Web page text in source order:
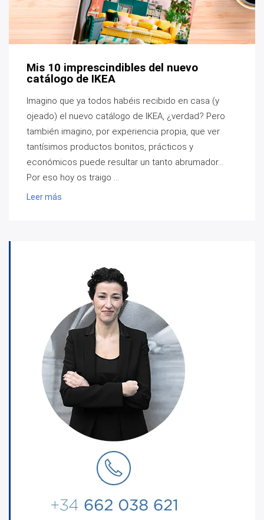
Mis 10 imprescindibles del nuevo
catálogo de IKEA
Imagino que ya todos habéis recibido en casa (y
ojeado) el nuevo catálogo de IKEA, ¿verdad? Pero
también imagino, por experiencia propia, que ver
tantísimos productos bonitos, prácticos y
económicos puede resultar un tanto abrumador...
Por eso hoy os traigo ...
Leer más